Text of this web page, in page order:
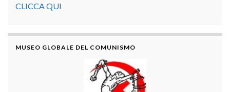
CLICCA QUI
MUSEO GLOBALE DEL COMUNISMO